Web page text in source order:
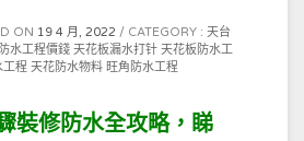
ON 19 4 月, 2022 CATEGORY : 天台
水工程價錢 天花板漏水打针 天花板防水工
工程 天花防水物料 旺角防水工程
裝修防水全攻略，睇